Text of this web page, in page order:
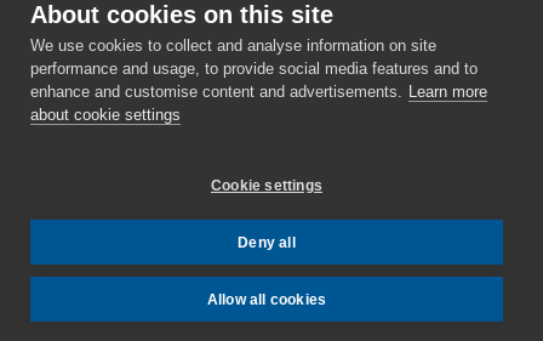
About cookies on this site
We use cookies to collect and analyse information on site
performance and usage, to provide social media features and to
enhance and customise content and advertisements. Learn more
about cookie settings
Cookie settings
Deny all
Allow all cookies
Powered byEnterprise⚡️ Partita IVA: IT03959590989 ⚡️
Privacy & Cookie policy
Sede Operativa: Via A. Bellini 7, Roè Volciano (Brescia) -
25079
TUTTI I SISTEMI OPERATIVI.